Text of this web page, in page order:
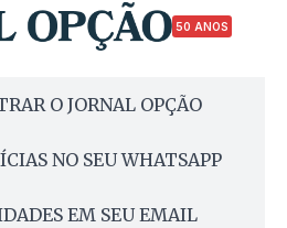
50 ANOS
O JORNAL OPÇÃO
NO SEU WHATSAPP
EM SEU EMAIL